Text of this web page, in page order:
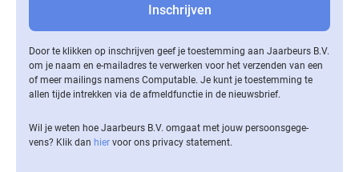
Door te klikken op inschrijven geef je toestemming aan Jaarbeurs B.V.
om je naam en e-mailadres te verwerken voor het verzenden van een
of meer mailings namens Computable. Je kunt je toestemming te
allen tijde intrekken via de af­meld­func­tie in de nieuwsbrief.
Wil je weten hoe Jaarbeurs B.V. omgaat met jouw per­soons­ge­ge­
vens? Klik dan hier voor ons privacy statement.